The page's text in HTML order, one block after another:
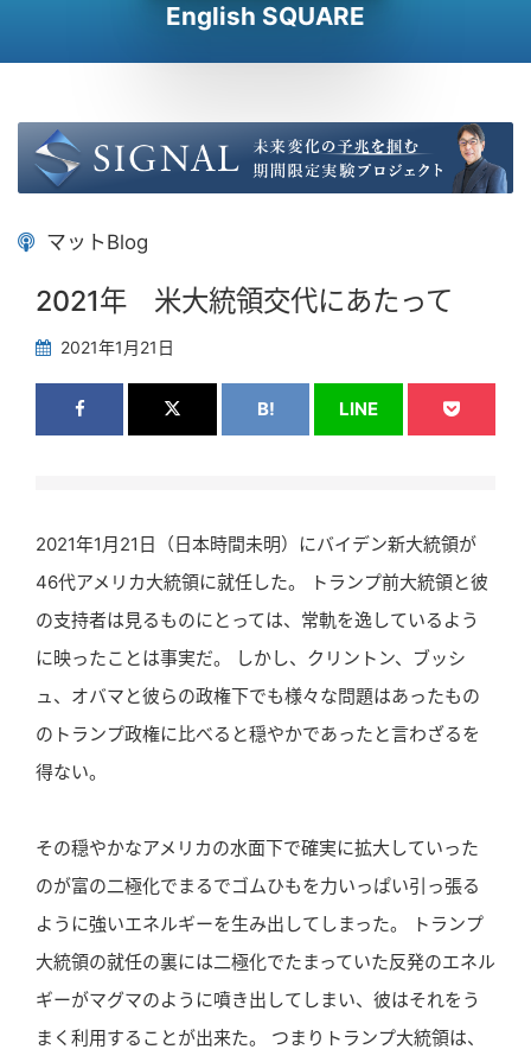
English SQUARE
マットBlog
2021年 米大統領交代にあたって
2021年1月21日
B! LINE
2021年1月21日（日本時間未明）にバイデン新大統領が
46代アメリカ大統領に就任した。 トランプ前大統領と彼
の支持者は見るものにとっては、常軌を逸しているよう
に映ったことは事実だ。 しかし、クリントン、ブッシ
ュ、オバマと彼らの政権下でも様々な問題はあったもの
のトランプ政権に比べると穏やかであったと言わざるを
得ない。
その穏やかなアメリカの水面下で確実に拡大していった
のが富の二極化でまるでゴムひもを力いっぱい引っ張る
ように強いエネルギーを生み出してしまった。 トランプ
大統領の就任の裏には二極化でたまっていた反発のエネル
ギーがマグマのように噴き出してしまい、彼はそれをう
まく利用することが出来た。 つまりトランプ大統領は、